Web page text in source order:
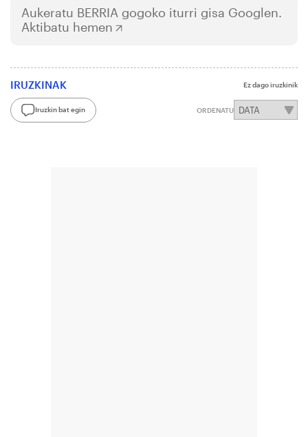
Aukeratu BERRIA gogoko iturri gisa Googlen.
Aktibatu hemen
IRUZKINAK Ez dago iruzkinik
Iruzkin bat egin ORDENATU